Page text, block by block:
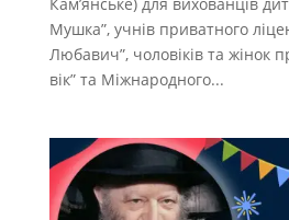
Мушка”, учнів приватного
Любавич”, чоловіків та жінок
вік” та Міжнародного...